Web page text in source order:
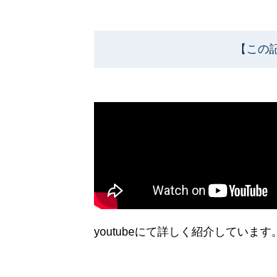
【この
youtubeにて詳しく紹介しています